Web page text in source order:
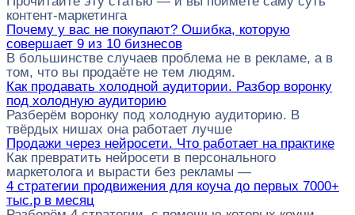
контент-маркетинга
Почему у вас не покупают? Ошибка, которую
совершает 9 из 10 бизнесов
В большинстве случаев проблема не в рекламе, а в
том, что вы продаёте не тем людям.
Как продавать холодной аудитории. Разбор воронку
под холодную аудиторию
Разберём воронку под холодную аудиторию. В
твёрдых нишах она работает лучше
Продажи через нейросети. Что работает на практике
Как превратить нейросети в персонального
маркетолога и вырасти без рекламы —
4 стратегии продвижения для коуча до первых 7000+
тыс.р в месяц